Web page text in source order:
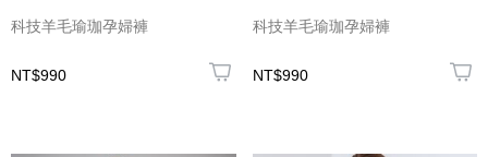
科技羊毛瑜珈孕婦褲
NT$990
科技羊毛瑜珈孕婦褲
NT$990